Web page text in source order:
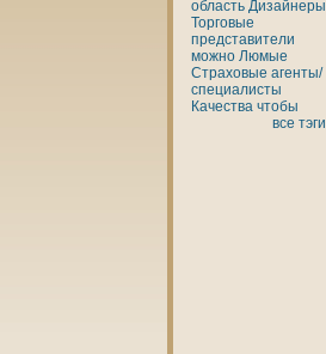
область Дизайнеры
Торговые
представители
можно Люмые
Страховые агенты/
специалисты
Качества чтобы
все тэги